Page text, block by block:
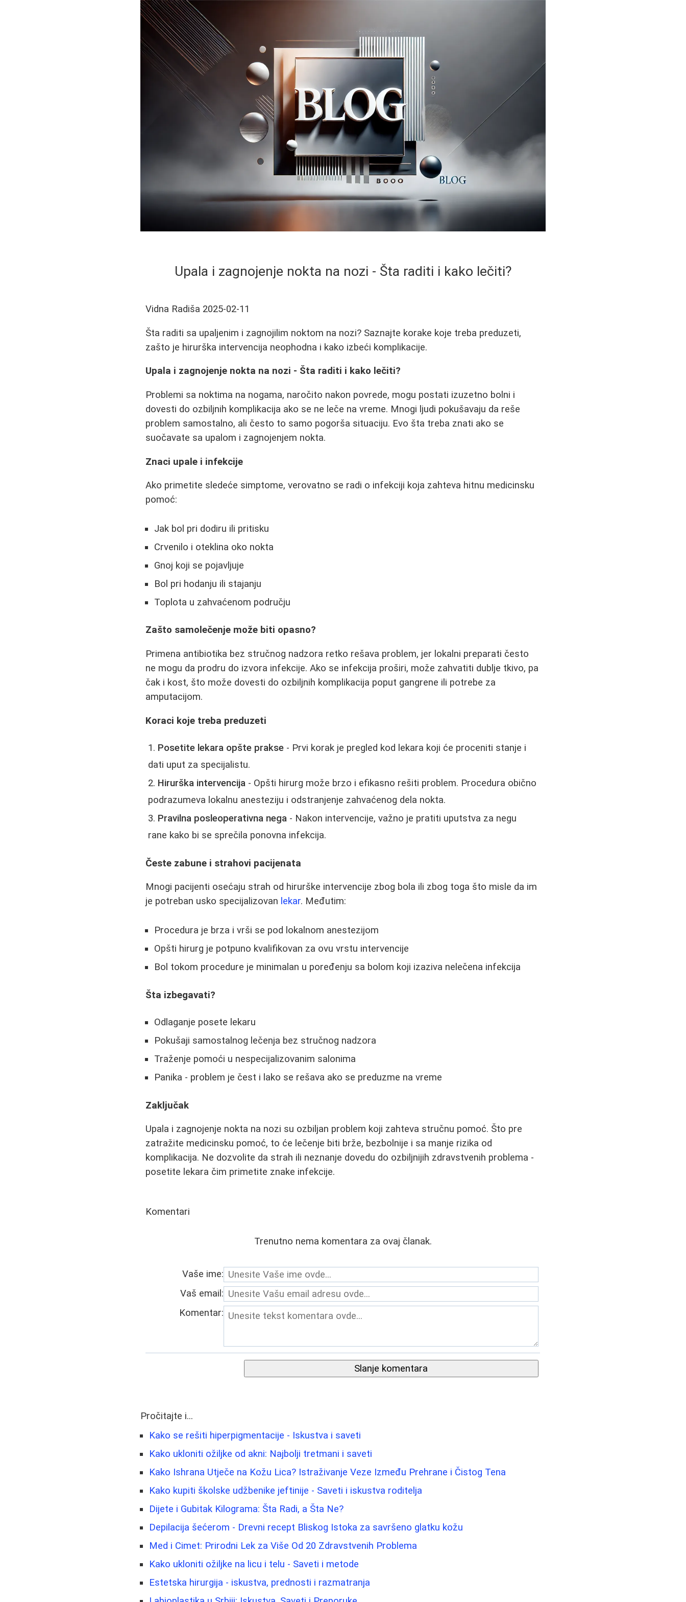
Upala i zagnojenje nokta na nozi - Šta raditi i kako lečiti?
Vidna Radiša 2025-02-11
Šta raditi sa upaljenim i zagnojilim noktom na nozi? Saznajte korake koje treba preduzeti,
zašto je hirurška intervencija neophodna i kako izbeći komplikacije.
Upala i zagnojenje nokta na nozi - Šta raditi i kako lečiti?
Problemi sa noktima na nogama, naročito nakon povrede, mogu postati izuzetno bolni i
dovesti do ozbiljnih komplikacija ako se ne leče na vreme. Mnogi ljudi pokušavaju da reše
problem samostalno, ali često to samo pogorša situaciju. Evo šta treba znati ako se
suočavate sa upalom i zagnojenjem nokta.
Znaci upale i infekcije
Ako primetite sledeće simptome, verovatno se radi o infekciji koja zahteva hitnu medicinsku
pomoć:
Jak bol pri dodiru ili pritisku
Crvenilo i oteklina oko nokta
Gnoj koji se pojavljuje
Bol pri hodanju ili stajanju
Toplota u zahvaćenom području
Zašto samolečenje može biti opasno?
Primena antibiotika bez stručnog nadzora retko rešava problem, jer lokalni preparati često
ne mogu da prodru do izvora infekcije. Ako se infekcija proširi, može zahvatiti dublje tkivo, pa
čak i kost, što može dovesti do ozbiljnih komplikacija poput gangrene ili potrebe za
amputacijom.
Koraci koje treba preduzeti
Posetite lekara opšte prakse - Prvi korak je pregled kod lekara koji će proceniti stanje i
dati uput za specijalistu.
Hirurška intervencija - Opšti hirurg može brzo i efikasno rešiti problem. Procedura obično
podrazumeva lokalnu anesteziju i odstranjenje zahvaćenog dela nokta.
Pravilna posleoperativna nega - Nakon intervencije, važno je pratiti uputstva za negu
rane kako bi se sprečila ponovna infekcija.
Česte zabune i strahovi pacijenata
Mnogi pacijenti osećaju strah od hirurške intervencije zbog bola ili zbog toga što misle da im
je potreban usko specijalizovan lekar. Međutim:
Procedura je brza i vrši se pod lokalnom anestezijom
Opšti hirurg je potpuno kvalifikovan za ovu vrstu intervencije
Bol tokom procedure je minimalan u poređenju sa bolom koji izaziva nelečena infekcija
Šta izbegavati?
Odlaganje posete lekaru
Pokušaji samostalnog lečenja bez stručnog nadzora
Traženje pomoći u nespecijalizovanim salonima
Panika - problem je čest i lako se rešava ako se preduzme na vreme
Zaključak
Upala i zagnojenje nokta na nozi su ozbiljan problem koji zahteva stručnu pomoć. Što pre
zatražite medicinsku pomoć, to će lečenje biti brže, bezbolnije i sa manje rizika od
komplikacija. Ne dozvolite da strah ili neznanje dovedu do ozbiljnijih zdravstvenih problema -
posetite lekara čim primetite znake infekcije.
Komentari
Trenutno nema komentara za ovaj članak.
Vaše ime:
Vaš email:
Komentar:
Slanje komentara
Pročitajte i...
Kako se rešiti hiperpigmentacije - Iskustva i saveti
Kako ukloniti ožiljke od akni: Najbolji tretmani i saveti
Kako Ishrana Utječe na Kožu Lica? Istraživanje Veze Između Prehrane i Čistog Tena
Kako kupiti školske udžbenike jeftinije - Saveti i iskustva roditelja
Dijete i Gubitak Kilograma: Šta Radi, a Šta Ne?
Depilacija šećerom - Drevni recept Bliskog Istoka za savršeno glatku kožu
Med i Cimet: Prirodni Lek za Više Od 20 Zdravstvenih Problema
Kako ukloniti ožiljke na licu i telu - Saveti i metode
Estetska hirurgija - iskustva, prednosti i razmatranja